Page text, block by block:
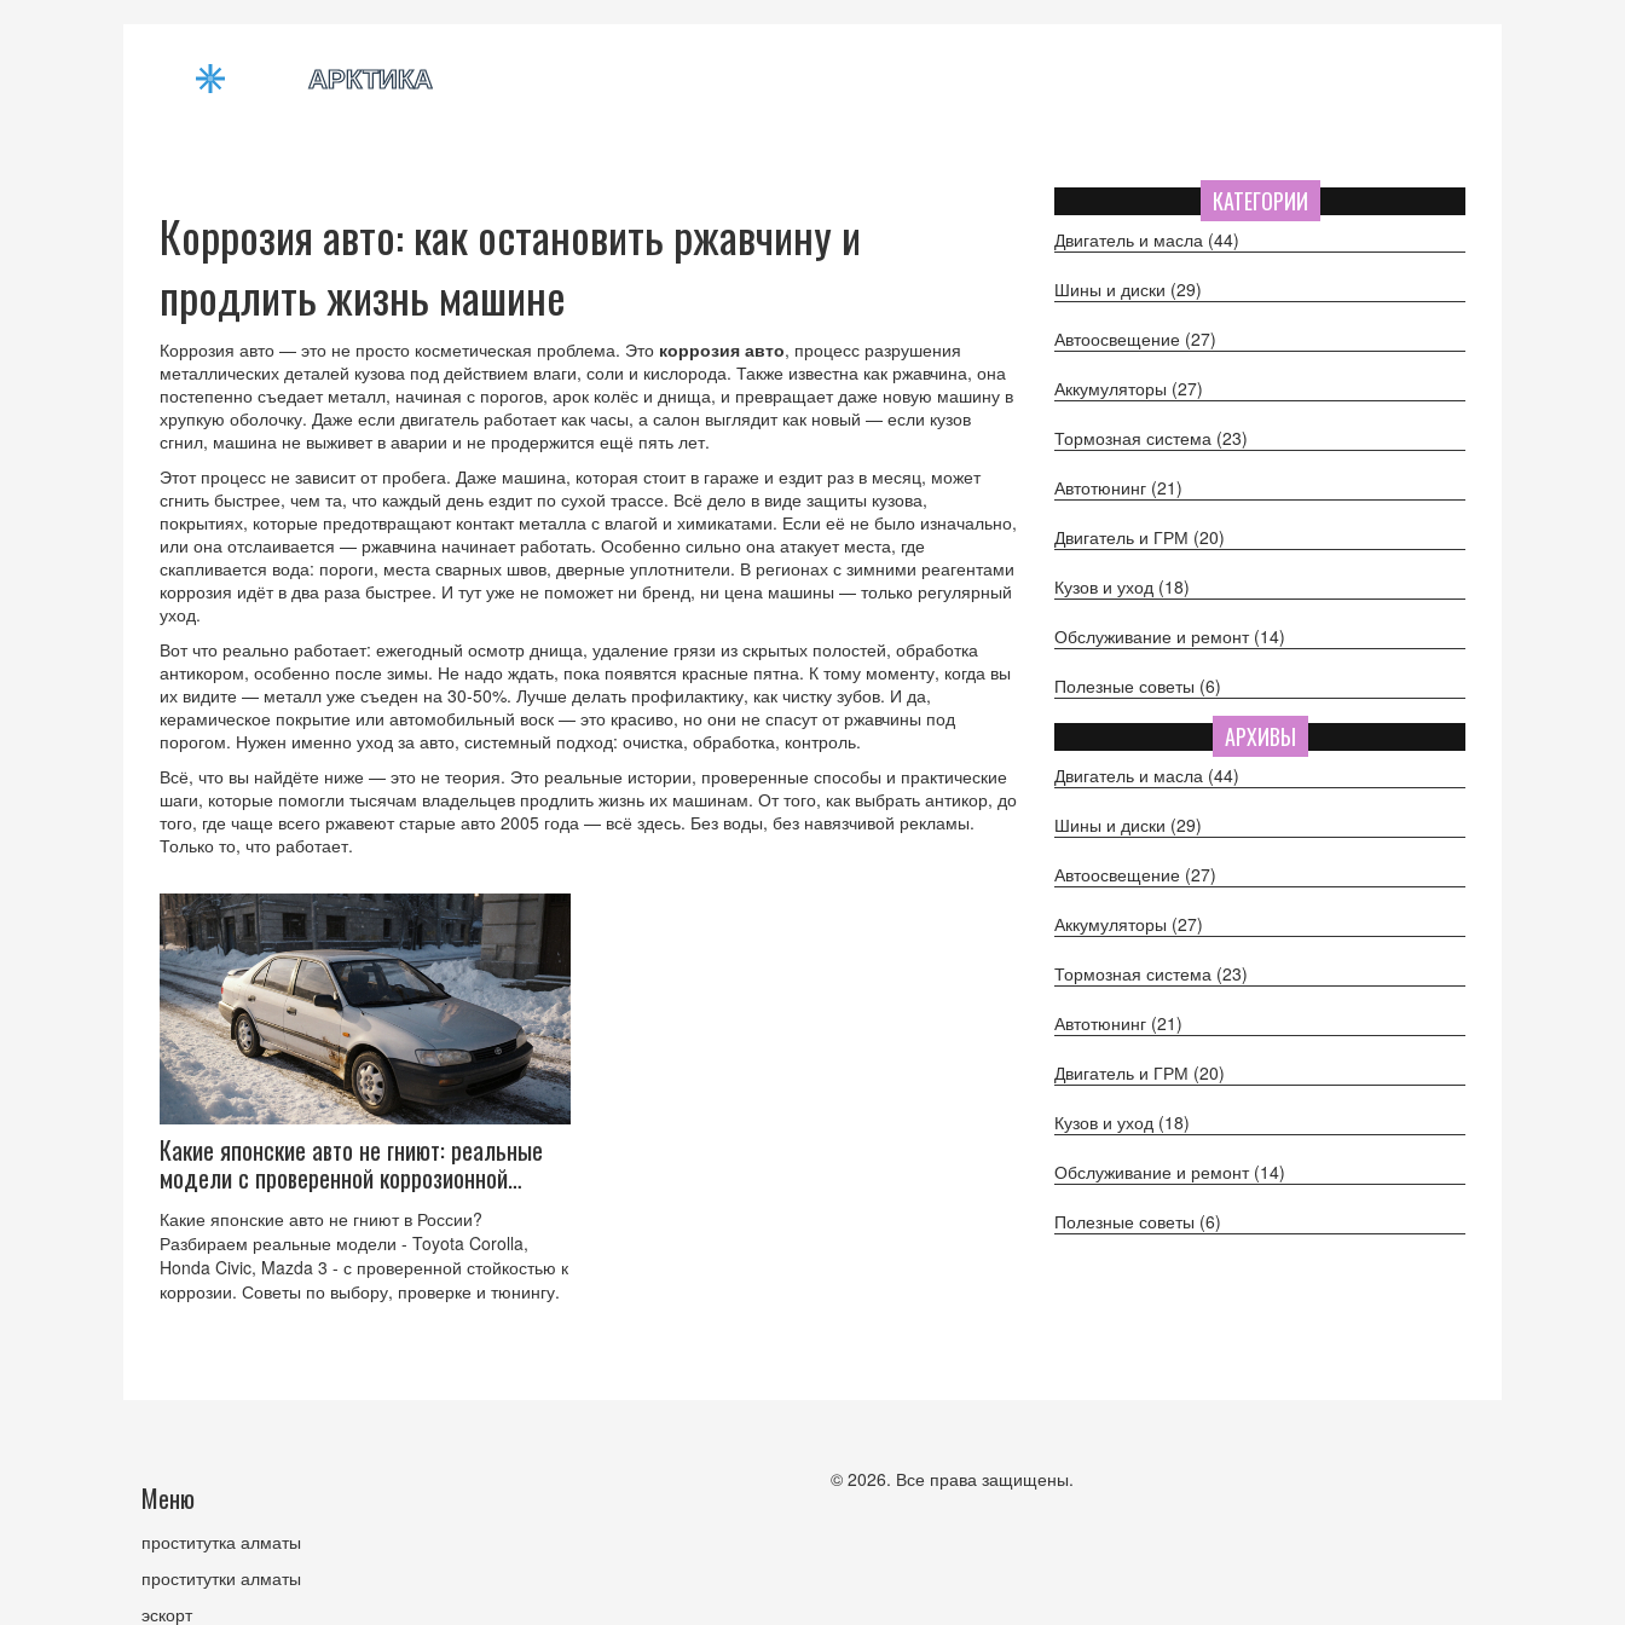
Коррозия авто: как остановить ржавчину и
продлить жизнь машине
Коррозия авто — это не просто косметическая проблема. Это коррозия авто, процесс разрушения
металлических деталей кузова под действием влаги, соли и кислорода. Также известна как ржавчина, она
постепенно съедает металл, начиная с порогов, арок колёс и днища, и превращает даже новую машину в
хрупкую оболочку. Даже если двигатель работает как часы, а салон выглядит как новый — если кузов
сгнил, машина не выживет в аварии и не продержится ещё пять лет.
Этот процесс не зависит от пробега. Даже машина, которая стоит в гараже и ездит раз в месяц, может
сгнить быстрее, чем та, что каждый день ездит по сухой трассе. Всё дело в виде защиты кузова,
покрытиях, которые предотвращают контакт металла с влагой и химикатами. Если её не было изначально,
или она отслаивается — ржавчина начинает работать. Особенно сильно она атакует места, где
скапливается вода: пороги, места сварных швов, дверные уплотнители. В регионах с зимними реагентами
коррозия идёт в два раза быстрее. И тут уже не поможет ни бренд, ни цена машины — только регулярный
уход.
Вот что реально работает: ежегодный осмотр днища, удаление грязи из скрытых полостей, обработка
антикором, особенно после зимы. Не надо ждать, пока появятся красные пятна. К тому моменту, когда вы
их видите — металл уже съеден на 30-50%. Лучше делать профилактику, как чистку зубов. И да,
керамическое покрытие или автомобильный воск — это красиво, но они не спасут от ржавчины под
порогом. Нужен именно уход за авто, системный подход: очистка, обработка, контроль.
Всё, что вы найдёте ниже — это не теория. Это реальные истории, проверенные способы и практические
шаги, которые помогли тысячам владельцев продлить жизнь их машинам. От того, как выбрать антикор, до
того, где чаще всего ржавеют старые авто 2005 года — всё здесь. Без воды, без навязчивой рекламы.
Только то, что работает.
Какие японские авто не гниют: реальные
модели с проверенной коррозионной
стойкостью
Какие японские авто не гниют в России?
Разбираем реальные модели - Toyota Corolla,
Honda Civic, Mazda 3 - с проверенной стойкостью к
коррозии. Советы по выбору, проверке и тюнингу.
КАТЕГОРИИ
Двигатель и масла (44)
Шины и диски (29)
Автоосвещение (27)
Аккумуляторы (27)
Тормозная система (23)
Автотюнинг (21)
Двигатель и ГРМ (20)
Кузов и уход (18)
Обслуживание и ремонт (14)
Полезные советы (6)
АРХИВЫ
Двигатель и масла (44)
Шины и диски (29)
Автоосвещение (27)
Аккумуляторы (27)
Тормозная система (23)
Автотюнинг (21)
Двигатель и ГРМ (20)
Кузов и уход (18)
Обслуживание и ремонт (14)
Полезные советы (6)
Меню
проститутка алматы
проститутки алматы
эскорт
© 2026. Все права защищены.